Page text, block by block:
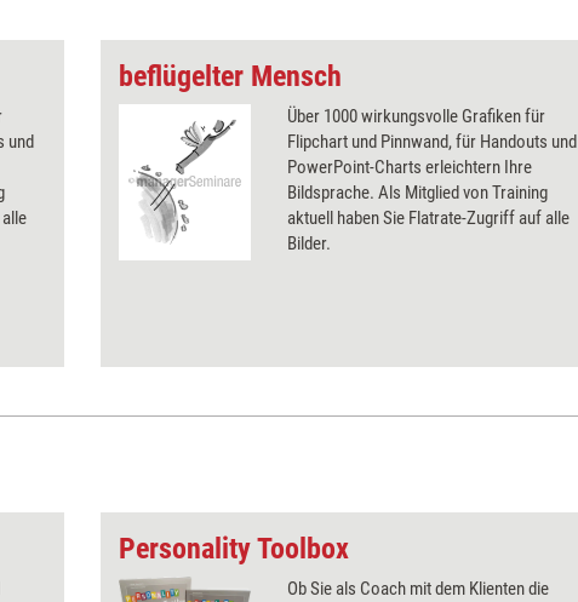
und
beflügelter Mensch
Über 1000 wirkungsvolle Grafiken für
Flipchart und Pinnwand, für Handouts und
PowerPoint-Charts erleichtern Ihre
Bildsprache. Als Mitglied von Training
aktuell haben Sie Flatrate-Zugriff auf alle
Bilder.
Personality Toolbox
Ob Sie als Coach mit dem Klienten die